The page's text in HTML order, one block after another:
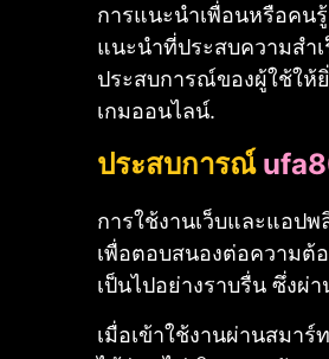
การแนะนำเพื่อนหรือคน
แนะนำที่ประสบความสำเ
ประสบการณ์ของผู้ใช้ให้
เกมออนไลน์.
ประสบการณ์
การใช้งานเว็บและแอป
เพื่อตอบสนองต่อความต้
เป็นไปอย่างราบรื่น ซึ่ง
เมื่อเข้าใช้งานผ่านสมา